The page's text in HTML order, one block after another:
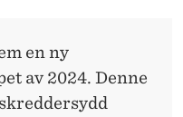
en ny
av 2024. Denne